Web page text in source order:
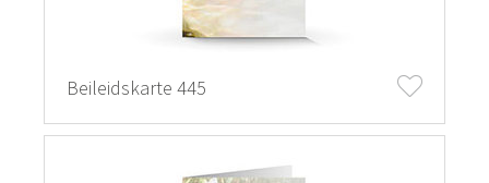
Beileidskarte 445